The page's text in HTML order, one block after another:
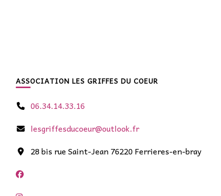
ASSOCIATION LES GRIFFES DU COEUR
06.34.14.33.16
lesgriffesducoeur@outlook.fr
28 bis rue Saint-Jean 76220 Ferrieres-en-bray